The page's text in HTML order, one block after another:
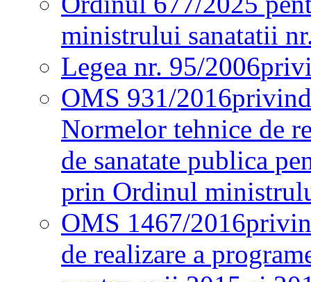
ministrului sanatatii
Legea nr. 95/2006
OMS 931/2016
Normelor tehnice de
de sanatate publica
prin Ordinul
OMS 1467/2016
de realizare a